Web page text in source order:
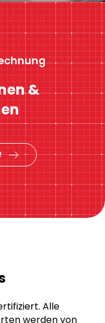
&
Alle
werden von